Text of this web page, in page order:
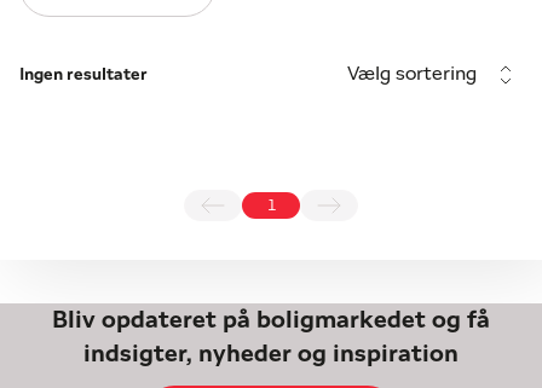
Ingen resultater Vælg sortering
Bliv opdateret på boligmarkedet og få
indsigter, nyheder og inspiration